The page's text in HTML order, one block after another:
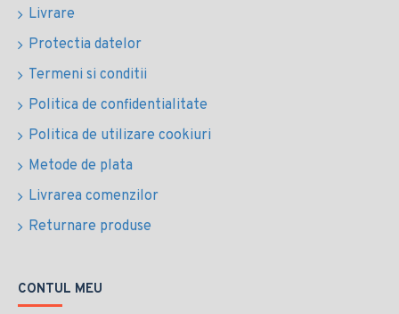
Livrare
Protectia datelor
Termeni si conditii
Politica de confidentialitate
Politica de utilizare cookiuri
Metode de plata
Livrarea comenzilor
Returnare produse
CONTUL MEU